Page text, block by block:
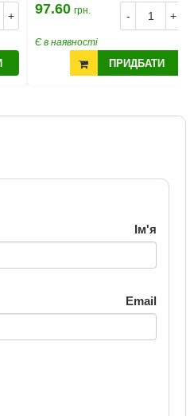
97.60 грн.
Є в наявності
ПРИДБАТИ
Ім'я
Email